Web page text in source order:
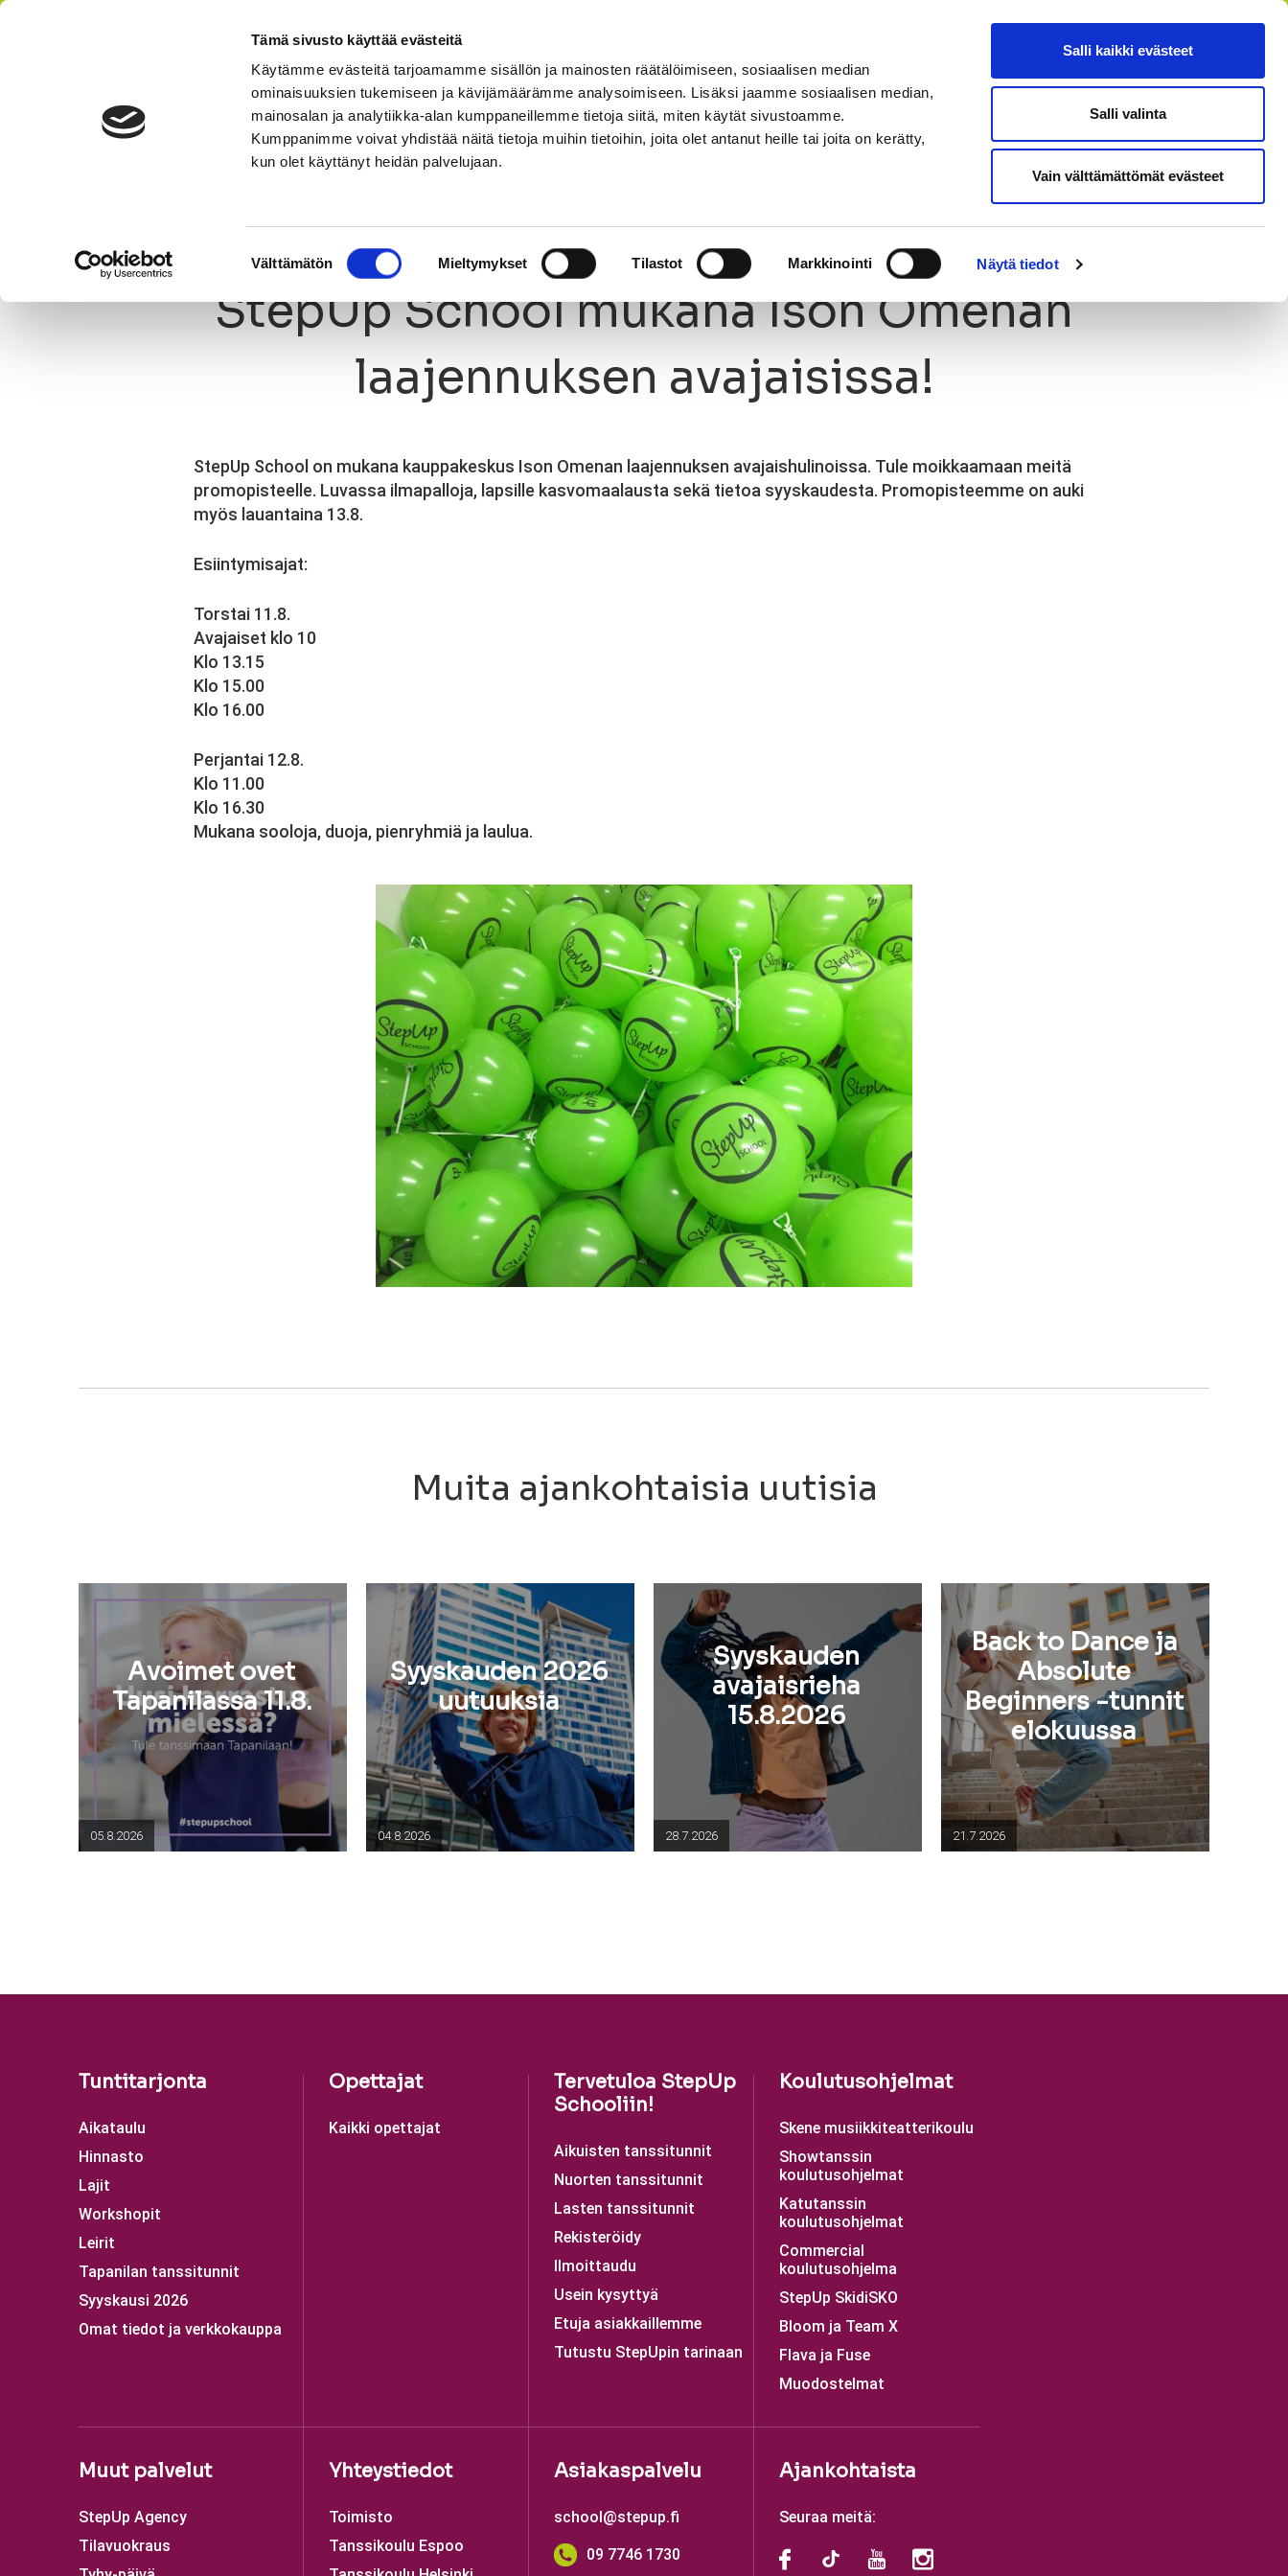
Tämä sivusto käyttää evästeitä
Käytämme evästeitä tarjoamamme sisällön ja mainosten räätälöimiseen, sosiaalisen median
ominaisuuksien tukemiseen ja kävijämäärämme analysoimiseen. Lisäksi jaamme sosiaalisen median,
mainosalan ja analytiikka-alan kumppaneillemme tietoja siitä, miten käytät sivustoamme.
Kumppanimme voivat yhdistää näitä tietoja muihin tietoihin, joita olet antanut heille tai joita on kerätty,
kun olet käyttänyt heidän palvelujaan.
Välttämätön Mieltymykset Tilastot Markkinointi Näytä tiedot
Salli kaikki evästeet
Salli valinta
Vain välttämättömät evästeet
FI SV EN RU
AIKATAULU HINNASTO LAJIT OPETTAJAT KIRJAUDU MENU
01.8.2016
StepUp School mukana Ison Omenan
laajennuksen avajaisissa!
StepUp School on mukana kauppakeskus Ison Omenan laajennuksen avajaishulinoissa. Tule moikkaamaan meitä
promopisteelle. Luvassa ilmapalloja, lapsille kasvomaalausta sekä tietoa syyskaudesta. Promopisteemme on auki
myös lauantaina 13.8.
Esiintymisajat:
Torstai 11.8.
Avajaiset klo 10
Klo 13.15
Klo 15.00
Klo 16.00
Perjantai 12.8.
Klo 11.00
Klo 16.30
Mukana sooloja, duoja, pienryhmiä ja laulua.
Muita ajankohtaisia uutisia
Avoimet ovet
Tapanilassa 11.8.
05.8.2026
Syyskauden 2026
uutuuksia
04.8.2026
Syyskauden
avajaisrieha
15.8.2026
28.7.2026
Back to Dance ja
Absolute
Beginners -tunnit
elokuussa
21.7.2026
Tuntitarjonta
Aikataulu
Hinnasto
Lajit
Workshopit
Leirit
Tapanilan tanssitunnit
Syyskausi 2026
Omat tiedot ja verkkokauppa
Opettajat
Kaikki opettajat
Tervetuloa StepUp
Schooliin!
Aikuisten tanssitunnit
Nuorten tanssitunnit
Lasten tanssitunnit
Rekisteröidy
Ilmoittaudu
Usein kysyttyä
Etuja asiakkaillemme
Tutustu StepUpin tarinaan
Koulutusohjelmat
Skene musiikkiteatterikoulu
Showtanssin
koulutusohjelmat
Katutanssin
koulutusohjelmat
Commercial
koulutusohjelma
StepUp SkidiSKO
Bloom ja Team X
Flava ja Fuse
Muodostelmat
Muut palvelut
StepUp Agency
Tilavuokraus
Yhteystiedot
Toimisto
Tanssikoulu Espoo
Asiakaspalvelu
school@stepup.fi
09 7746 1730
Ajankohtaista
Seuraa meitä: